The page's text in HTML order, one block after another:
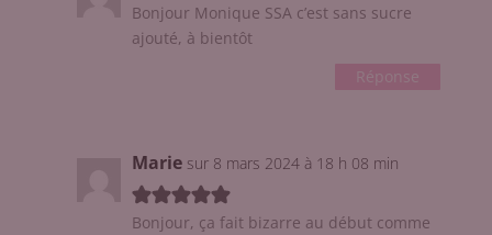
Bonjour Monique SSA c’est sans sucre
ajouté, à bientôt
Réponse
Marie sur 8 mars 2024 à 18 h 08 min
Bonjour, ça fait bizarre au début comme